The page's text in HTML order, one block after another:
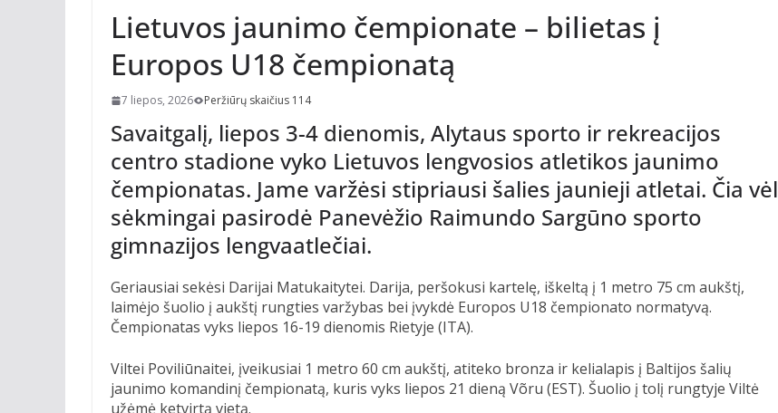
Lietuvos jaunimo čempionate – bilietas į
Europos U18 čempionatą
7 liepos, 2026 Peržiūrų skaičius 114
Savaitgalį, liepos 3-4 dienomis, Alytaus sporto ir rekreacijos
centro stadione vyko Lietuvos lengvosios atletikos jaunimo
čempionatas. Jame varžėsi stipriausi šalies jaunieji atletai. Čia vėl
sėkmingai pasirodė Panevėžio Raimundo Sargūno sporto
gimnazijos lengvaatlečiai.
Geriausiai sekėsi Darijai Matukaitytei. Darija, peršokusi kartelę, iškeltą į 1 metro 75 cm aukštį,
laimėjo šuolio į aukštį rungties varžybas bei įvykdė Europos U18 čempionato normatyvą.
Čempionatas vyks liepos 16-19 dienomis Rietyje (ITA).
Viltei Poviliūnaitei, įveikusiai 1 metro 60 cm aukštį, atiteko bronza ir kelialapis į Baltijos šalių
jaunimo komandinį čempionatą, kuris vyks liepos 21 dieną Võru (EST). Šuolio į tolį rungtyje Viltė
užėmė ketvirtą vietą.